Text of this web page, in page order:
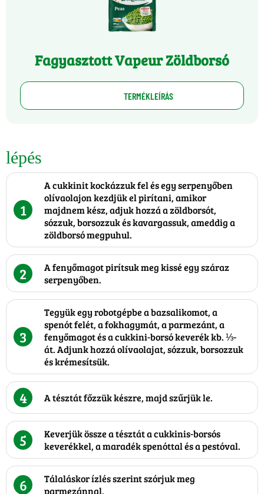
Fagyasztott Vapeur Zöldborsó
TERMÉKLEÍRÁS
lépés
1
A cukkinit kockázzuk fel és egy serpenyőben
olívaolajon kezdjük el pirítani, amikor
majdnem kész, adjuk hozzá a zöldborsót,
sózzuk, borsozzuk és kavargassuk, ameddig a
zöldborsó megpuhul.
2
A fenyőmagot pirítsuk meg kissé egy száraz
serpenyőben.
3
Tegyük egy robotgépbe a bazsalikomot, a
spenót felét, a fokhagymát, a parmezánt, a
fenyőmagot és a cukkini-borsó keverék kb. ⅓-
át. Adjunk hozzá olívaolajat, sózzuk, borsozzuk
és krémesítsük.
4 A tésztát főzzük készre, majd szűrjük le.
5
Keverjük össze a tésztát a cukkinis-borsós
keverékkel, a maradék spenóttal és a pestóval.
6
Tálaláskor ízlés szerint szórjuk meg
parmezánnal.